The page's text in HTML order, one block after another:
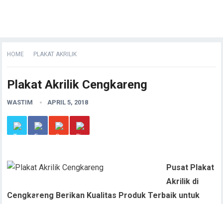
HOME PLAKAT AKRILIK
Plakat Akrilik Cengkareng
WASTIM APRIL 5, 2018
Pusat Plakat
Akrilik di
Cengkareng Berikan Kualitas Produk Terbaik untuk